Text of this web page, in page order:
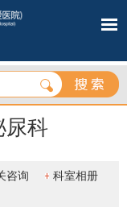
尿科
咨询 科室相册